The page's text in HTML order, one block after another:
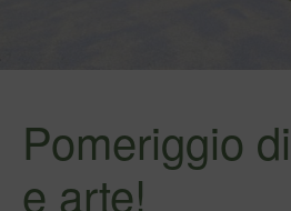
Pomeriggio
e arte!